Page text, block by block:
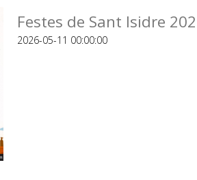
Festes de Sant Isidre
2026-05-11 00:00:00